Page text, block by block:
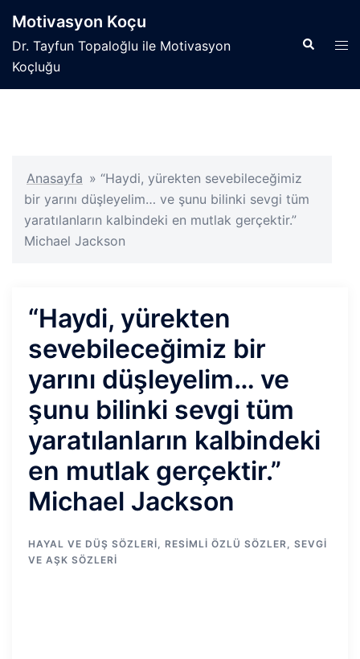
atlaMotivasyon Koçu
Dr. Tayfun Topaloğlu ile Motivasyon
Koçluğu
Search
Anasayfa » “Haydi, yürekten sevebileceğimiz
bir yarını düşleyelim… ve şunu bilinki sevgi tüm
yaratılanların kalbindeki en mutlak gerçektir.”
Michael Jackson
“Haydi, yürekten
sevebileceğimiz bir
yarını düşleyelim… ve
şunu bilinki sevgi tüm
yaratılanların kalbindeki
en mutlak gerçektir.”
Michael Jackson
HAYAL VE DÜŞ SÖZLERI, RESIMLI ÖZLÜ SÖZLER, SEVGI
VE AŞK SÖZLERI